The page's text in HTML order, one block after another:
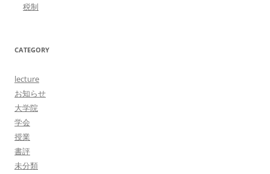
税制
CATEGORY
lecture
お知らせ
大学院
学会
授業
書評
未分類